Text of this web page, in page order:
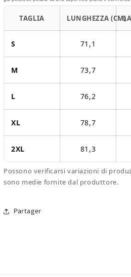
TAGLIA LUNGHEZZA (CM)
S 71,1
M 73,7
L 76,2
XL 78,7
2XL 81,3
Possono verificarsi variazioni di
sono medie fornite dal produttore.
Partager